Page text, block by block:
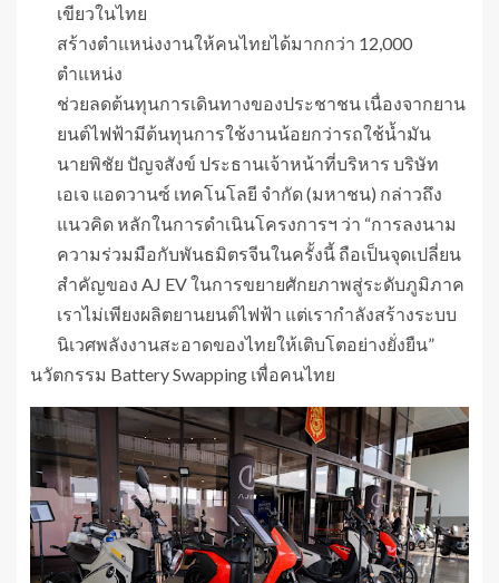
เขียวในไทย
สร้างตำแหน่งงานให้คนไทยได้มากกว่า 12,000
ตำแหน่ง
ช่วยลดต้นทุนการเดินทางของประชาชน เนื่องจากยาน
ยนต์ไฟฟ้ามีต้นทุนการใช้งานน้อยกว่ารถใช้น้ำมัน
นายพิชัย ปัญจสังข์ ประธานเจ้าหน้าที่บริหาร บริษัท
เอเจ แอดวานซ์ เทคโนโลยี จำกัด (มหาชน) กล่าวถึง
แนวคิด หลักในการดำเนินโครงการฯ ว่า “การลงนาม
ความร่วมมือกับพันธมิตรจีนในครั้งนี้ ถือเป็นจุดเปลี่ยน
สำคัญของ AJ EV ในการขยายศักยภาพสู่ระดับภูมิภาค
เราไม่เพียงผลิตยานยนต์ไฟฟ้า แต่เรากำลังสร้างระบบ
นิเวศพลังงานสะอาดของไทยให้เติบโตอย่างยั่งยืน”
นวัตกรรม Battery Swapping เพื่อคนไทย